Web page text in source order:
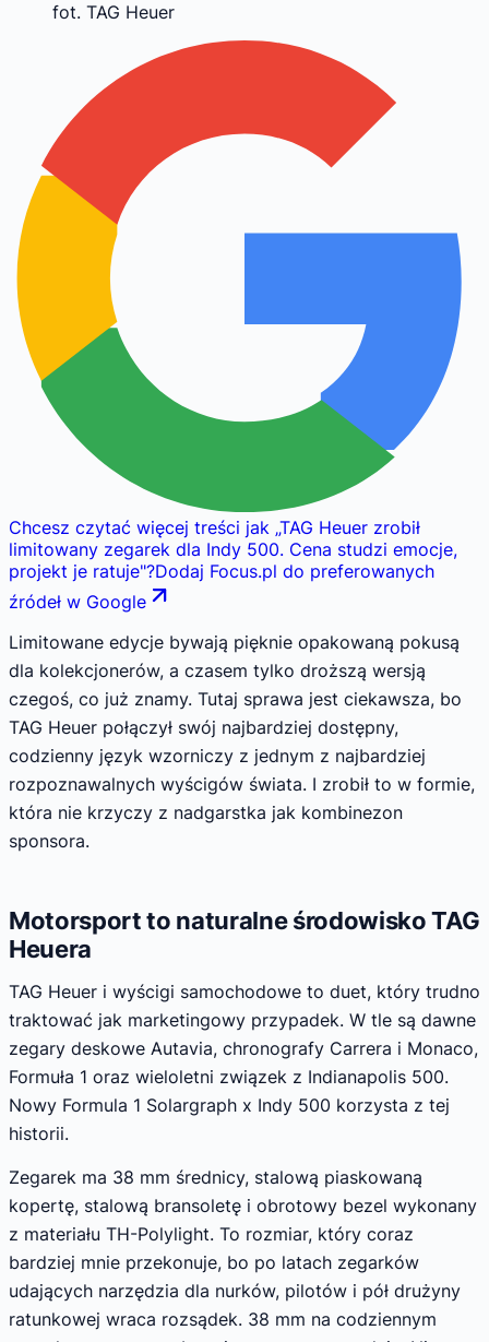
fot. TAG Heuer
Chcesz czytać więcej treści jak „TAG Heuer zrobił
limitowany zegarek dla Indy 500. Cena studzi emocje,
projekt je ratuje"?Dodaj Focus.pl do preferowanych
źródeł w Google
Limitowane edycje bywają pięknie opakowaną pokusą
dla kolekcjonerów, a czasem tylko droższą wersją
czegoś, co już znamy. Tutaj sprawa jest ciekawsza, bo
TAG Heuer połączył swój najbardziej dostępny,
codzienny język wzorniczy z jednym z najbardziej
rozpoznawalnych wyścigów świata. I zrobił to w formie,
która nie krzyczy z nadgarstka jak kombinezon
sponsora.
Motorsport to naturalne środowisko TAG
Heuera
TAG Heuer i wyścigi samochodowe to duet, który trudno
traktować jak marketingowy przypadek. W tle są dawne
zegary deskowe Autavia, chronografy Carrera i Monaco,
Formuła 1 oraz wieloletni związek z Indianapolis 500.
Nowy Formula 1 Solargraph x Indy 500 korzysta z tej
historii.
Zegarek ma 38 mm średnicy, stalową piaskowaną
kopertę, stalową bransoletę i obrotowy bezel wykonany
z materiału TH-Polylight. To rozmiar, który coraz
bardziej mnie przekonuje, bo po latach zegarków
udających narzędzia dla nurków, pilotów i pół drużyny
ratunkowej wraca rozsądek. 38 mm na codziennym